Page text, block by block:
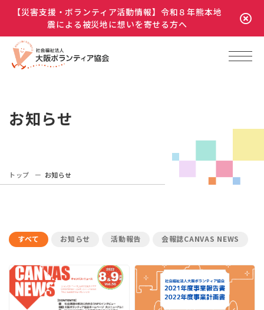
【災害支援・ボランティア活動情報】令和８年熊本地
震による被災地に想いを寄せる方へ
お知らせ
トップ お知らせ
すべて お知らせ 活動報告 会報誌CANVAS NEWS